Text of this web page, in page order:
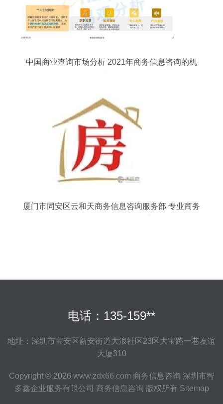
中国商业查询市场分析 2021年商务信息咨询的机
厦门市同安区云和天商务信息咨询服务部 专业商务
电话：135-159**
地址：深圳市宝安区新安街道大浪社区23区大宝路一巷友谊
大厦310
Copyright © 2026 www.zdx66.com 商务信息咨询 深圳市智
多鑫企业服务有限公司 商务信息咨询 版权所有 Sitemap